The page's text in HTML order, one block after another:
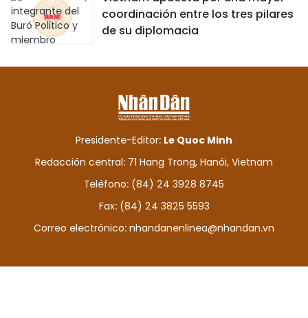
coordinación entre los tres pilares
de su diplomacia
Presidente-Editor: Le Quoc Minh
Redacción central: 71 Hang Trong, Hanói, Vietnam
Teléfono: (84) 24 3928 8745
Fax: (84) 24 3825 5593
Correo electrónico: nhandanenlinea@nhandan.vn